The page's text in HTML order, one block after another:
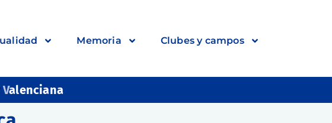
Memoria Clubes y campos
Valenciana